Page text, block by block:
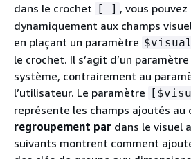
dans le crochet [ ] , vous
dynamiquement aux champs
en plaçant un paramètre
le crochet. Il s’agit d’un
système, contrairement au
l’utilisateur. Le paramètre
représente les champs ajoutés au
regroupement par dans le visuel
suivants montrent comment